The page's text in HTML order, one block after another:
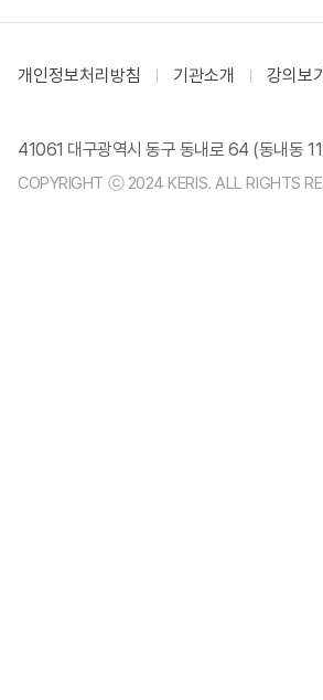
개인정보처리방침 기관소개 강의보
41061 대구광역시 동구 동내로 64 (동내동
COPYRIGHT ⓒ 2024 KERIS. ALL RIGHTS